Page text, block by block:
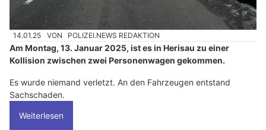
14.01.25 VON POLIZEI.NEWS REDAKTION
Am Montag, 13. Januar 2025, ist es in Herisau zu einer
Kollision zwischen zwei Personenwagen gekommen.
Es wurde niemand verletzt. An den Fahrzeugen entstand
Sachschaden.
Weiterlesen